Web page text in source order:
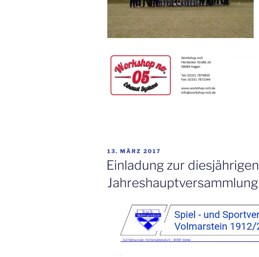
VERÖFFENTLICHT
13. MÄRZ 2017
Einladung zur diesjährigen
Jahreshauptversammlung